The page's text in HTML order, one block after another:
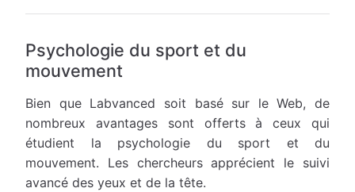
Psychologie du sport et du
mouvement
Bien que Labvanced soit basé sur le Web, de
nombreux avantages sont offerts à ceux qui
étudient la psychologie du sport et du
mouvement. Les chercheurs apprécient le suivi
avancé des yeux et de la tête.